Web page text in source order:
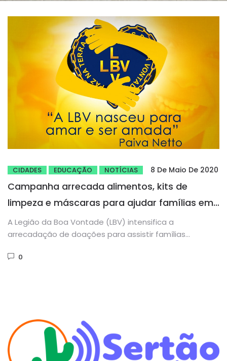
CIDADES EDUCAÇÃO NOTÍCIAS 8 De Maio De 2020
Campanha arrecada alimentos, kits de
limpeza e máscaras para ajudar famílias em
situação de vulnerabilidade social em
Fortaleza
A Legião da Boa Vontade (LBV) intensifica a
arrecadação de doações para assistir famílias
0